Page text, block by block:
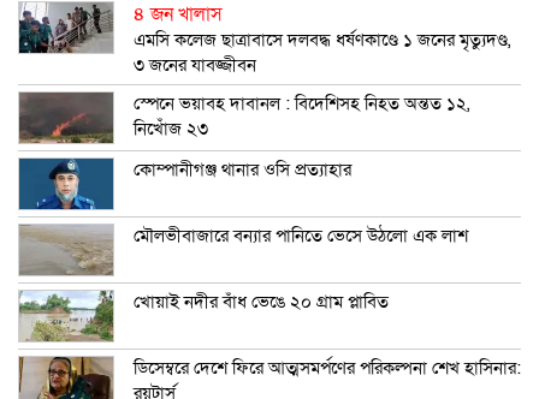
৪ জন খালাস
এমসি কলেজ ছাত্রাবাসে দলবদ্ধ ধর্ষণকাণ্ডে ১ জনের মৃত্যুদণ্ড,
৩ জনের যাবজ্জীবন
স্পেনে ভয়াবহ দাবানল : বিদেশিসহ নিহত অন্তত ১২,
নিখোঁজ ২৩
কোম্পানীগঞ্জ থানার ওসি প্রত্যাহার
মৌলভীবাজারে বন্যার পানিতে ভেসে উঠলো এক লাশ
খোয়াই নদীর বাঁধ ভেঙে ২০ গ্রাম প্লাবিত
ডিসেম্বরে দেশে ফিরে আত্মসমর্পণের পরিকল্পনা শেখ হাসিনার:
রয়টার্স